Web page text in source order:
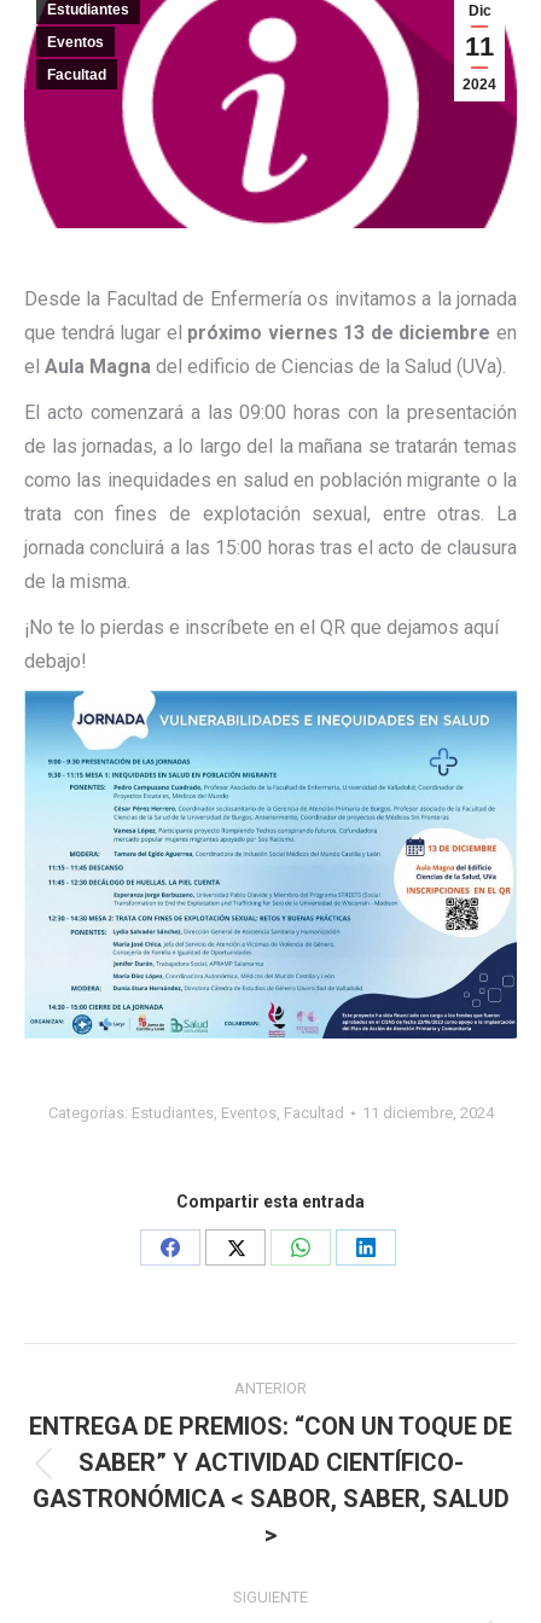
Dic
11
2024
Estudiantes
Eventos
Facultad
Desde la Facultad de Enfermería os invitamos a la jornada
que tendrá lugar el próximo viernes 13 de diciembreen
el Aula Magna del edificio de Ciencias de la Salud (UVa).
El acto comenzará a las 09:00 horas con la presentación
de las jornadas, a lo largo del la mañana se tratarán temas
como las inequidades en salud en población migrante o la
trata con fines de explotación sexual, entre otras. La
jornada concluirá a las 15:00 horas tras el acto de clausura
de la misma.
¡No te lo pierdas e inscríbete en el QR que dejamos aquí
debajo!
Categorías: Estudiantes, Eventos, Facultad 11 diciembre, 2024
Compartir esta entrada
Share
Facebook
Share
X
Share
WhatsApp
Share
LinkedIn
Navegación
entre
publicaciones
ANTERIOR
anterior:
ENTREGA DE PREMIOS: “CON UN TOQUE DE
SABER” Y ACTIVIDAD CIENTÍFICO-
GASTRONÓMICA < SABOR, SABER, SALUD
>
SIGUIENTE